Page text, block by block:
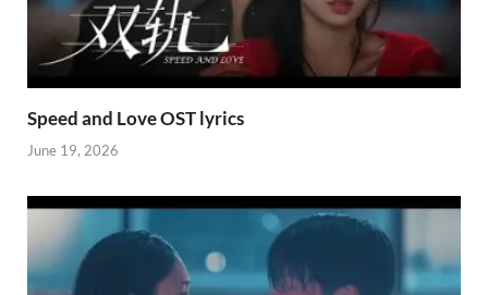
Speed and Love OST lyrics
June 19, 2026